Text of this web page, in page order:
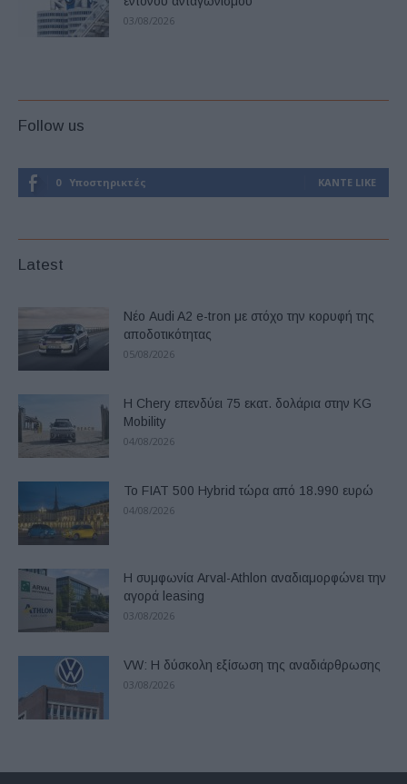
03/08/2026
Follow us
0 Υποστηρικτές ΚΆΝΤΕ LIKE
Latest
Νέο Audi A2 e-tron με στόχο την κορυφή της
αποδοτικότητας
05/08/2026
Η Chery επενδύει 75 εκατ. δολάρια στην KG
Mobility
04/08/2026
Το FIAT 500 Hybrid τώρα από 18.990 ευρώ
04/08/2026
Η συμφωνία Arval-Athlon αναδιαμορφώνει την
αγορά leasing
03/08/2026
VW: Η δύσκολη εξίσωση της αναδιάρθρωσης
03/08/2026